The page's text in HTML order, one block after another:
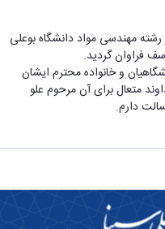
سینا را تسلیت گفت.
مهندسی مواد دانشگاه بوعلی
فراوان گردید.
و خانواده محترم ایشان
متعال برای آن مرحوم علو
دارم.